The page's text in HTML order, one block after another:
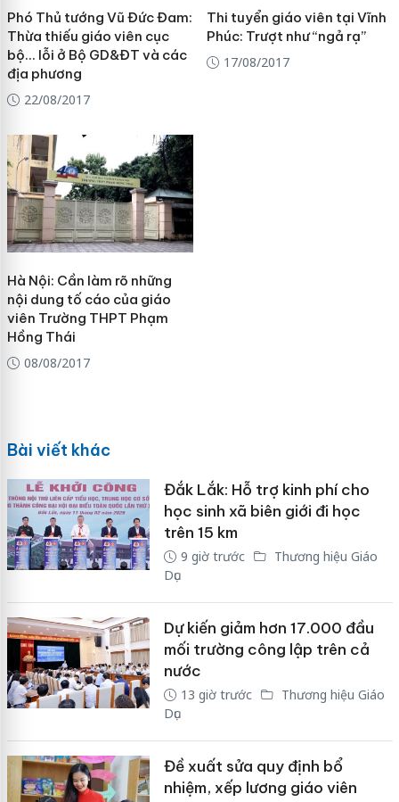
Phó Thủ tướng Vũ Đức Đam:
Thừa thiếu giáo viên cục
bộ… lỗi ở Bộ GD&ĐT và các
địa phương
22/08/2017
Thi tuyển giáo viên tại Vĩnh
Phúc: Trượt như “ngả rạ”
17/08/2017
Hà Nội: Cần làm rõ những
nội dung tố cáo của giáo
viên Trường THPT Phạm
Hồng Thái
08/08/2017
Bài viết khác
Đắk Lắk: Hỗ trợ kinh phí cho
học sinh xã biên giới đi học
trên 15 km
9 giờ trước
Thương hiệu Giáo
Dục
Dự kiến giảm hơn 17.000 đầu
mối trường công lập trên cả
nước
13 giờ trước
Thương hiệu Giáo
Dục
Đề xuất sửa quy định bổ
nhiệm, xếp lương giáo viên